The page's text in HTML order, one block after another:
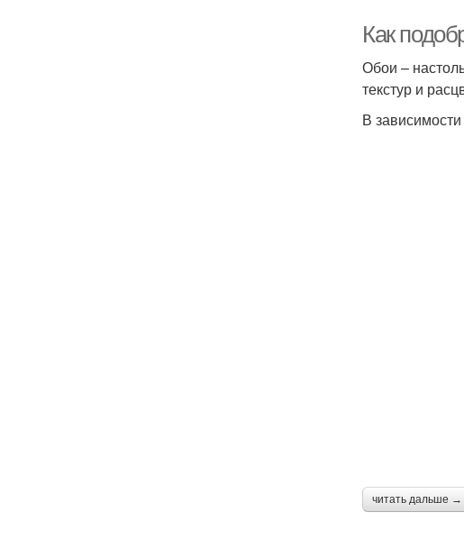
Как
Обои –
текстур и
В
читать дальше →